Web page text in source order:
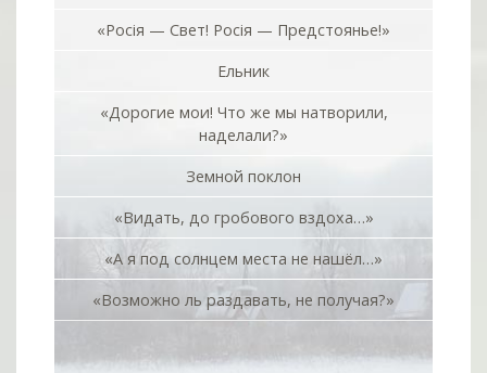
«Росiя — Свет! Росiя — Предстоянье!»
Ельник
«Дорогие мои! Что же мы натворили,
наделали?»
Земной поклон
«Видать, до гробового вздоха…»
«А я под солнцем места не нашёл…»
«Возможно ль раздавать, не получая?»